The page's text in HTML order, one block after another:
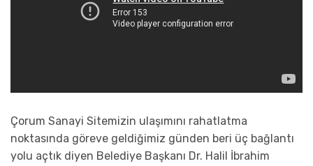
Çorum Sanayi Sitemizin ulaşımını rahatlatma
noktasında göreve geldiğimiz günden beri üç bağlantı
yolu açtık diyen Belediye Başkanı Dr. Halil İbrahim